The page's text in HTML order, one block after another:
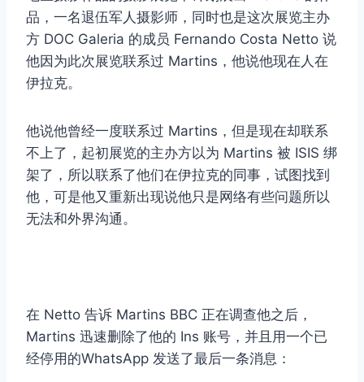
品，一名退伍军人摄影师，同时也是这次展览主办
方 DOC Galeria 的成员 Fernando Costa Netto 说
他因为此次展览联系过 Martins，他说他现在人在
伊拉克。
他说他曾经一度联系过 Martins，但是现在却联系
不上了，起初展览的主办方以为 Martins 被 ISIS 绑
架了，所以联系了他们在伊拉克的同事，试图找到
他，可是他又重新出现说他只是网络有些问题所以
无法和外界沟通。
在 Netto 告诉 Martins BBC 正在调查他之后，
Martins 迅速删除了他的 Ins 账号，并且用一个已
经停用的WhatsApp 发送了最后一条消息：
取消 搜索